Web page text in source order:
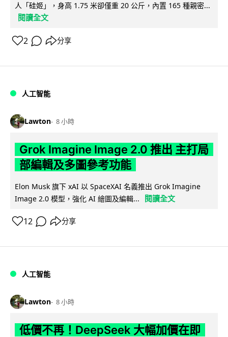
人「硅姬」，身高 1.75 米卻僅重 20 公斤，內置 165 種親密...
閱讀全文
2 分享
人工智能
Lawton 8 小時
Grok Imagine Image 2.0 推出 主打局
部編輯及多圖參考功能
Elon Musk 旗下 xAI 以 SpaceXAI 名義推出 Grok Imagine
Image 2.0 模型，強化 AI 繪圖及編輯...
閱讀全文
12 分享
人工智能
Lawton 8 小時
低價不再！DeepSeek 大幅加價在即